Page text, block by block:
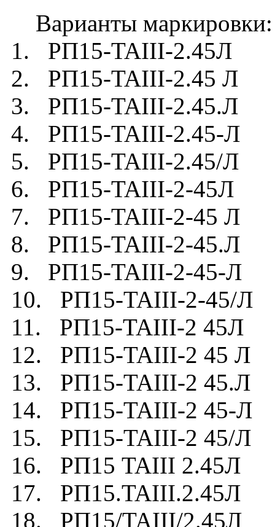
Варианты маркировки:
1. РП15-TAIII-2.45Л
2. РП15-TAIII-2.45 Л
3. РП15-TAIII-2.45.Л
4. РП15-TAIII-2.45-Л
5. РП15-TAIII-2.45/Л
6. РП15-TAIII-2-45Л
7. РП15-TAIII-2-45 Л
8. РП15-TAIII-2-45.Л
9. РП15-TAIII-2-45-Л
10. РП15-TAIII-2-45/Л
11. РП15-TAIII-2 45Л
12. РП15-TAIII-2 45 Л
13. РП15-TAIII-2 45.Л
14. РП15-TAIII-2 45-Л
15. РП15-TAIII-2 45/Л
16. РП15 TAIII 2.45Л
17. РП15.TAIII.2.45Л
18. РП15/TAIII/2.45Л